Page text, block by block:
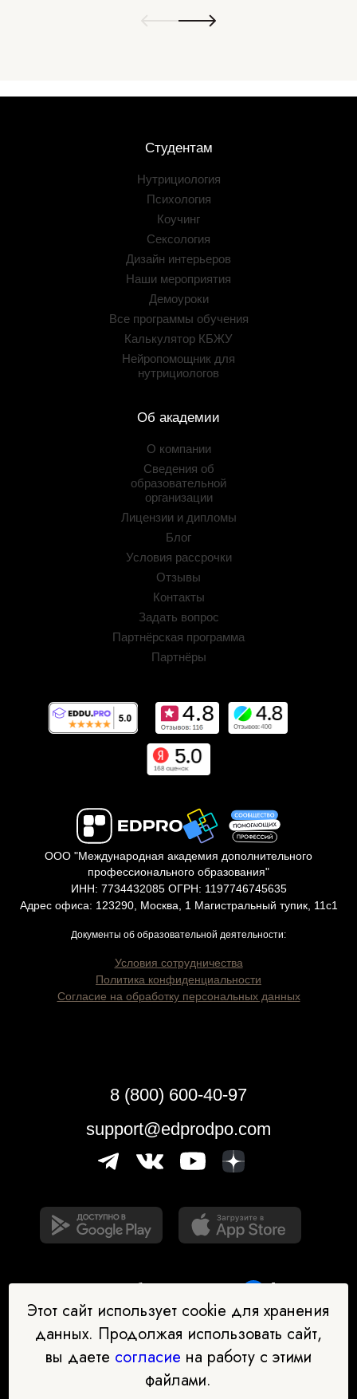
Студентам
Нутрициология
Психология
Коучинг
Сексология
Дизайн интерьеров
Наши мероприятия
Демоуроки
Все программы обучения
Калькулятор КБЖУ
Нейропомощник для
нутрициологов
Об академии
О компании
Сведения об
образовательной
организации
Лицензии и дипломы
Блог
Условия рассрочки
Отзывы
Контакты
Задать вопрос
Партнёрская программа
Партнёры
Наш бот-помощник в выборе
ООО "Международная академия дополнительного
профессионального образования"
ИНН: 7734432085 ОГРН: 1197746745635
Адрес офиса: 123290, Москва, 1 Магистральный тупик, 11с1
Документы об образовательной деятельности:
Условия сотрудничества
Политика конфиденциальности
Согласие на обработку персональных данных
8 (800) 600-40-97
support@edprodpo.com
Этот сайт использует cookie для хранения
данных. Продолжая использовать сайт,
вы даете согласие на работу с этими
файлами.